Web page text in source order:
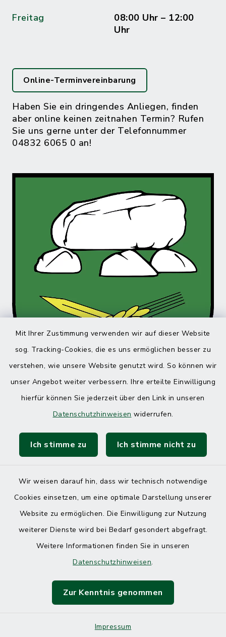
Mit Ihrer Zustimmung verwenden wir auf dieser Website
sog. Tracking-Cookies, die es uns ermöglichen besser zu
verstehen, wie unsere Website genutzt wird. So können wir
unser Angebot weiter verbessern. Ihre erteilte Einwilligung
hierfür können Sie jederzeit über den Link in unseren
Datenschutzhinweisen widerrufen.
Ich stimme zu Ich stimme nicht zu
Wir weisen darauf hin, dass wir technisch notwendige
Cookies einsetzen, um eine optimale Darstellung unserer
Website zu ermöglichen. Die Einwilligung zur Nutzung
weiterer Dienste wird bei Bedarf gesondert abgefragt.
Weitere Informationen finden Sie in unseren
Datenschutzhinweisen.
Zur Kenntnis genommen
Impressum
Freitag
08:00 Uhr – 12:00
Uhr
Online-Terminvereinbarung
Haben Sie ein dringendes Anliegen, finden
aber online keinen zeitnahen Termin? Rufen
Sie uns gerne unter der Telefonnummer
04832 6065 0 an!
Kontakt
Datenschutz
Impressum
Cookie-Einstellungen